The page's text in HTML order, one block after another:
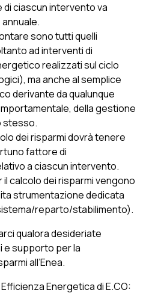
ciascun intervento va
sono tutti quelli
ad interventi di
realizzati sul ciclo
ma anche al semplice
derivante da qualunque
della gestione
stesso.
dei risparmi dovrà tenere
fattore di
a ciascun intervento.
calcolo dei risparmi vengono
strumentazione dedicata
reparto/stabilimento).
qualora desideriate
e supporto per la
all’Enea.
Energetica di E.CO: